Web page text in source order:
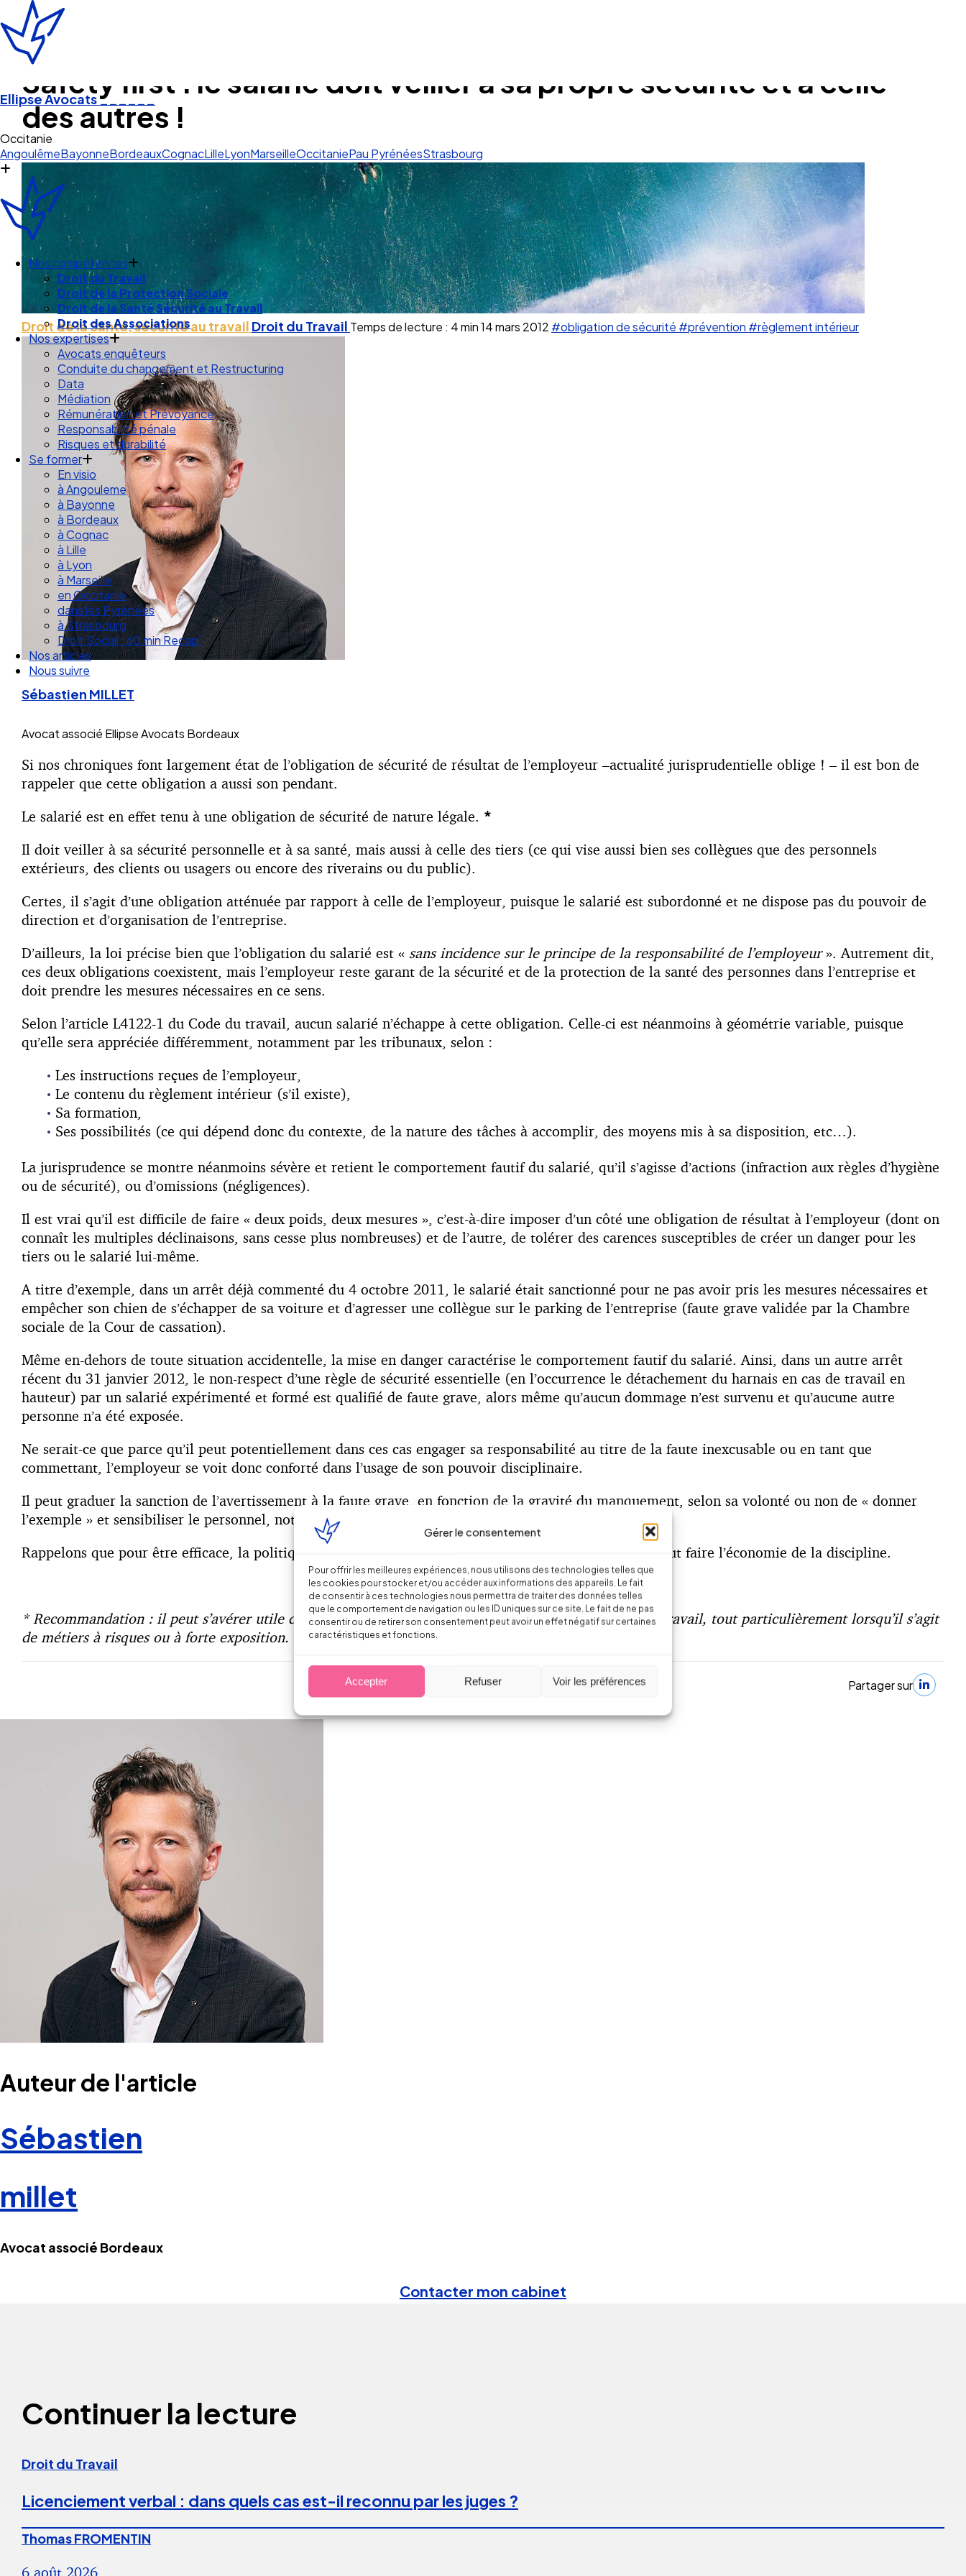
Gérer le consentement
Pour offrir les meilleures expériences, nous utilisons des technologies telles que
les cookies pour stocker et/ou accéder aux informations des appareils. Le fait
de consentir à ces technologies nous permettra de traiter des données telles
que le comportement de navigation ou les ID uniques sur ce site. Le fait de ne pas
consentir ou de retirer son consentement peut avoir un effet négatif sur certaines
caractéristiques et fonctions.
Accepter Refuser Voir les préférences
Ellipse Avocats______
St
AngoulêmeBayonneBordeauxCognacLilleLyonMarseilleOccitaniePau PyrénéesStrasbourg
Nos compétences
Droit du Travail
Droit de la Protection Sociale
Droit de la Santé Sécurité au Travail
Droit des Associations
Nos expertises
Avocats enquêteurs
Conduite du changement et Restructuring
Data
Médiation
Rémunération et Prévoyance
Responsabilité pénale
Risques et durabilité
Se former
En visio
à Angouleme
à Bayonne
à Bordeaux
à Cognac
à Lille
à Lyon
à Marseille
en Occitanie
dans les Pyrénées
à Strasbourg
Droit Social : 60 min Recap’
Nos articles
Nous suivre
Safety first : le salarié doit veiller à sa propre sécurité et à celle
des autres !
Droit de la Santé, sécurité au travail Droit du Travail Temps de lecture : 4 min14 mars 2012 #obligation de sécurité #prévention #règlement intérieur
Sébastien MILLET
Avocat associé Ellipse Avocats Bordeaux
Si nos chroniques font largement état de l’obligation de sécurité de résultat de l’employeur –actualité jurisprudentielle oblige ! – il est bon de
rappeler que cette obligation a aussi son pendant.
Le salarié est en effet tenu à une obligation de sécurité de nature légale. *
Il doit veiller à sa sécurité personnelle et à sa santé, mais aussi à celle des tiers (ce qui vise aussi bien ses collègues que des personnels
extérieurs, des clients ou usagers ou encore des riverains ou du public).
Certes, il s’agit d’une obligation atténuée par rapport à celle de l’employeur, puisque le salarié est subordonné et ne dispose pas du pouvoir de
direction et d’organisation de l’entreprise.
D’ailleurs, la loi précise bien que l’obligation du salarié est « sans incidence sur le principe de la responsabilité de l’employeur». Autrement dit,
ces deux obligations coexistent, mais l’employeur reste garant de la sécurité et de la protection de la santé des personnes dans l’entreprise et
doit prendre les mesures nécessaires en ce sens.
Selon l’article L4122-1 du Code du travail, aucun salarié n’échappe à cette obligation. Celle-ci est néanmoins à géométrie variable, puisque
qu’elle sera appréciée différemment, notamment par les tribunaux, selon :
Les instructions reçues de l’employeur,
Le contenu du règlement intérieur (s’il existe),
Sa formation,
Ses possibilités (ce qui dépend donc du contexte, de la nature des tâches à accomplir, des moyens mis à sa disposition, etc…).
La jurisprudence se montre néanmoins sévère et retient le comportement fautif du salarié, qu’il s’agisse d’actions (infraction aux règles d’hygiène
ou de sécurité), ou d’omissions (négligences).
Il est vrai qu’il est difficile de faire « deux poids, deux mesures », c’est-à-dire imposer d’un côté une obligation de résultat à l’employeur (dont on
connaît les multiples déclinaisons, sans cesse plus nombreuses) et de l’autre, de tolérer des carences susceptibles de créer un danger pour les
tiers ou le salarié lui-même.
A titre d’exemple, dans un arrêt déjà commenté du 4 octobre 2011, le salarié était sanctionné pour ne pas avoir pris les mesures nécessaires et
empêcher son chien de s’échapper de sa voiture et d’agresser une collègue sur le parking de l’entreprise (faute grave validée par la Chambre
sociale de la Cour de cassation).
Même en-dehors de toute situation accidentelle, la mise en danger caractérise le comportement fautif du salarié. Ainsi, dans un autre arrêt
récent du 31 janvier 2012, le non-respect d’une règle de sécurité essentielle (en l’occurrence le détachement du harnais en cas de travail en
hauteur) par un salarié expérimenté et formé est qualifié de faute grave, alors même qu’aucun dommage n’est survenu et qu’aucune autre
personne n’a été exposée.
Ne serait-ce que parce qu’il peut potentiellement dans ces cas engager sa responsabilité au titre de la faute inexcusable ou en tant que
commettant, l’employeur se voit donc conforté dans l’usage de son pouvoir disciplinaire.
Il peut graduer la sanction de l’avertissement à la faute grave, en fonction de la gravité du manquement, selon sa volonté ou non de « donner
l’exemple » et sensibiliser le personnel, notamment en cas de risque d’accident industriel.
Rappelons que pour être efficace, la politique de prévention doit reposer sur la pédagogie, mais ne peut faire l’économie de la discipline.
* Recommandation : il peut s’avérer utile de rappeler cette obligation dans une clause du contrat de travail, tout particulièrement lorsqu’il s’agit
de métiers à risques ou à forte exposition.
Partager sur
Auteur de l'article
Sébastien
millet
Avocat associé Bordeaux
Contacter mon cabinet
Continuer la lecture
Droit du Travail
Licenciement verbal : dans quels cas est-il reconnu par les juges ?
Thomas FROMENTIN
6 août 2026